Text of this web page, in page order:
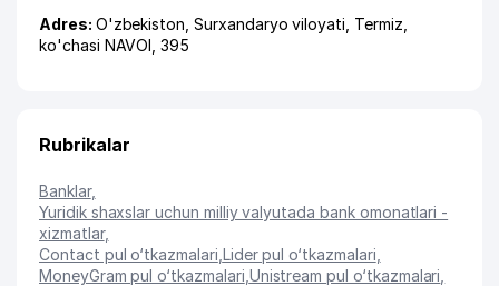
Adres: O'zbekiston,Surxandaryo viloyati Termiz
ko'chasi NAVOI , 395
Rubrikalar
Banklar,
Yuridik shaxslar uchun milliy valyutada bank omonatlari -
xizmatlar,
Contact pul o‘tkazmalari Lider pul o‘tkazmalari
MoneyGram pul o‘tkazmalari Unistream pul o‘tkazmalari